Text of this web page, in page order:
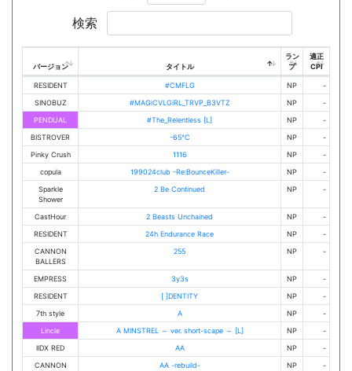
検索
バージョン タイトル
ラン
プ
適正
CPI
RESIDENT #CMFLG NP
-
SINOBUZ
#MAGiCVLGiRL_TRVP_B3VTZ NP
-
PENDUAL
#The_Relentless [L] NP
-
BISTROVER
-65℃ NP
-
Pinky Crush
1116 NP
-
copula
199024club -Re:BounceKiller- NP
-
Sparkle
Shower
2 Be Continued NP -
CastHour 2 Beasts Unchained NP
-
RESIDENT
24h Endurance Race NP
-
CANNON
BALLERS
255 NP -
EMPRESS 3y3s NP
-
RESIDENT
[ ]DENTITY NP
-
7th style
A NP
-
Lincle
A MINSTREL ～ ver. short-scape ～ [L] NP
-
IIDX RED
AA NP
-
CANNON
AA -rebuild- NP -